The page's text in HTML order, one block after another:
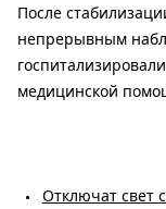
После
непрерывным
медицинской
Отключат свет